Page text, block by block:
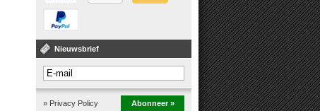
Nieuwsbrief
» Privacy Policy Abonneer »